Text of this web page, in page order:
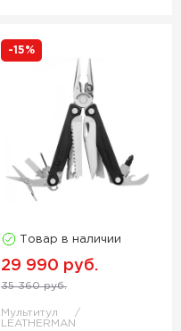
-15%
Товар в наличии
29 990 руб.
35 360 руб.
Мультитул
LEATHERMAN